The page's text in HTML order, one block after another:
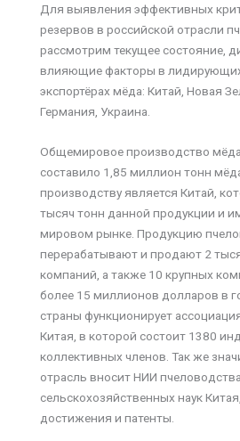
Для выявления эффективных
резервов в российской отрасли
рассмотрим текущее состояние,
влияющие факторы в
экспортёрах мёда: Китай, Новая
Германия, Украина.
Общемировое производство
составило 1,85 миллион тонн
производству является Китай,
тысяч тонн данной продукции и
мировом рынке. Продукцию
перерабатывают и продают 2
компаний, а также 10 крупных
более 15 миллионов долларов в
страны функционирует
Китая, в которой состоит 1380
коллективных членов. Так же
отрасль вносит НИИ
сельскохозяйственных наук
достижения и патенты.